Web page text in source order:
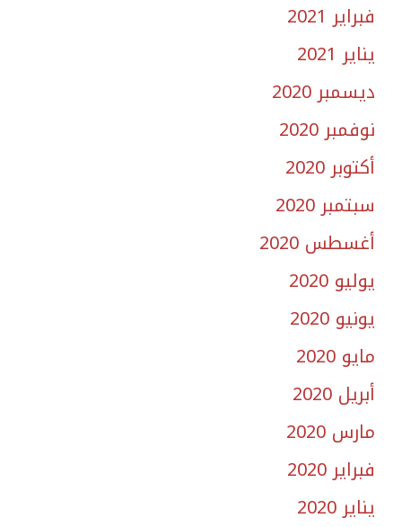
فبراير 2021
يناير 2021
ديسمبر 2020
نوفمبر 2020
أكتوبر 2020
سبتمبر 2020
أغسطس 2020
يوليو 2020
يونيو 2020
مايو 2020
أبريل 2020
مارس 2020
فبراير 2020
يناير 2020